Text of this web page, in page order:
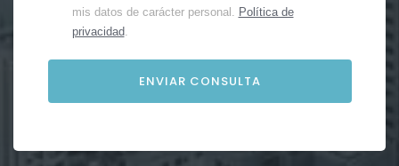
mis datos de carácter personal. Política de
privacidad.